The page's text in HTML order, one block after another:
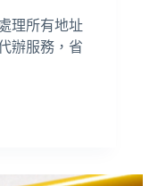
理所有地址
辦服務，省